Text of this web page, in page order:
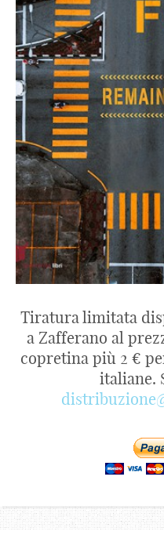
Tiratura limitata
a Zafferano al
copretina più 2 €
italiane.